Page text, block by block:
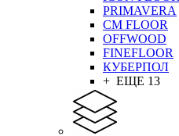
PRIMAVERA
CM FLOOR
OFFWOOD
FINEFLOOR
КУБЕРПОЛ
+ ЕЩЕ 13